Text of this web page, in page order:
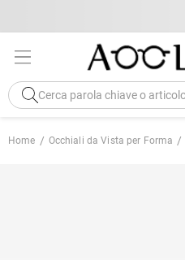
Home Occhiali da Vista per Forma